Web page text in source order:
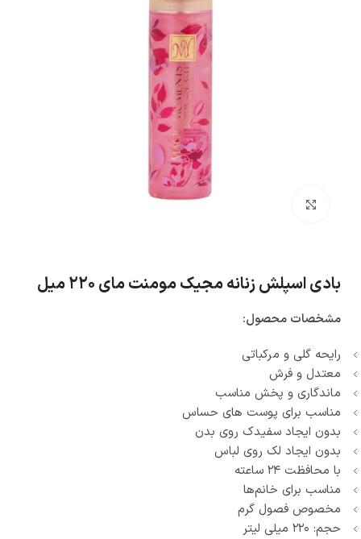
بادی اسپلش زنانه مجیک مومنت مای ۲۲۰ میل
مشخصات محصول:
رایحه گلی و مرکباتی
معتدل و فرش
ماندگاری و پخش مناسب
مناسب برای پوست های حساس
بدون ایجاد سفیدک روی بدن
بدون ایجاد لک روی لباس
با محافظت ۲۴ ساعته
مناسب برای خانم‌ها
مخصوص فصول گرم
حجم: ۲۲۰ میلی لیتر